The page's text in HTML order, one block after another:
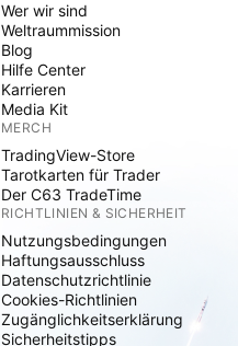
Wer wir sind
Weltraummission
Blog
Hilfe Center
Karrieren
Media Kit
MERCH
TradingView-Store
Tarotkarten für Trader
Der C63 TradeTime
RICHTLINIEN & SICHERHEIT
Nutzungsbedingungen
Haftungsausschluss
Datenschutzrichtlinie
Cookies-Richtlinien
Zugänglichkeitserklärung
Sicherheitstipps